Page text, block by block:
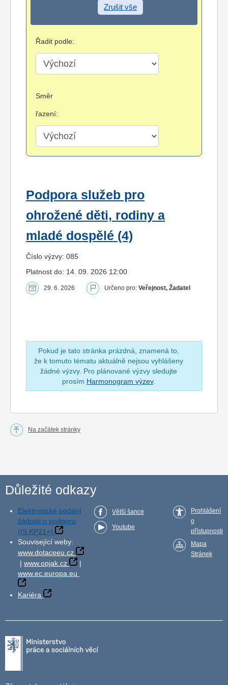
Zrušit vše
Řadit podle:
Směr
řazení:
Podpora služeb pro
ohrožené děti, rodiny a
mladé dospělé (4)
Číslo výzvy: 085
Platnost do: 14. 09. 2026 12:00
29. 6. 2026 Určeno pro: Veřejnost, Žadatel
Pokud je tato stránka prázdná, znamená to,
že k tomuto tématu aktuálně nejsou vyhlášeny
žádné výzvy. Pro plánované výzvy sledujte
prosím Harmonogram výzev.
Na začátek stránky
Důležité odkazy
Elektronické podání
žádosti o podporu
(IS KP21+)
Související weby:
www.dotaceeu.cz
| www.opjak.cz
|
www.ec.europa.eu
Kariéra
Větší šance
Youtube
Prohlášení
o
přístupnosti
Mapa
Stránek